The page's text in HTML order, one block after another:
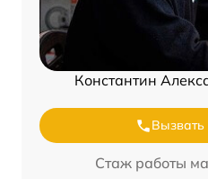
Константин
Вызвать
Стаж работы